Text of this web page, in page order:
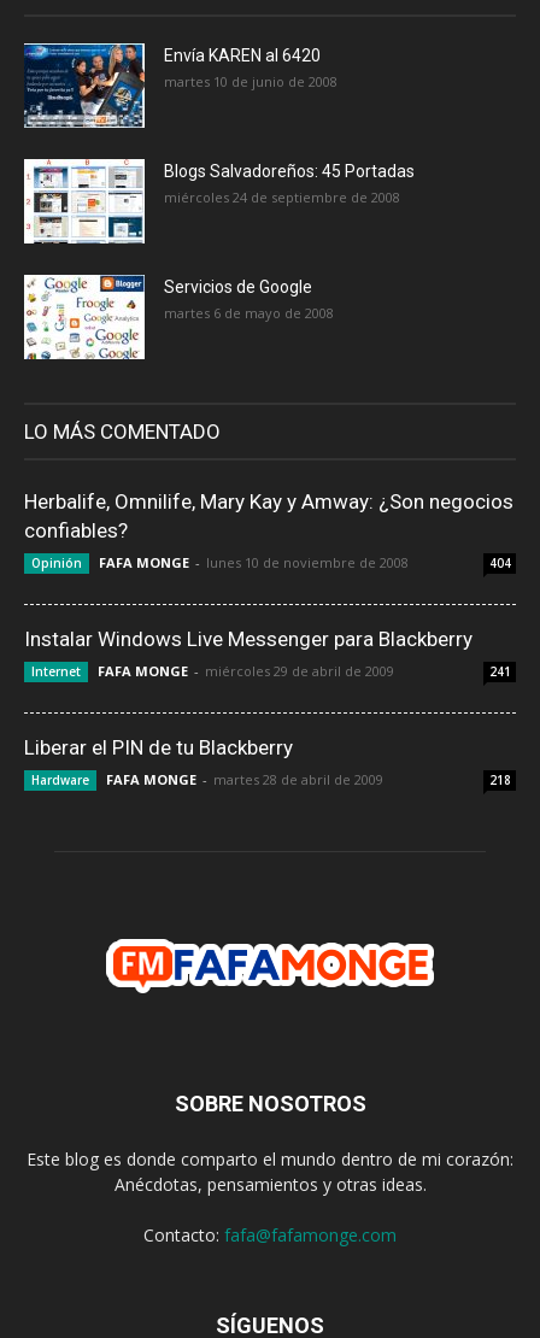
Envía KAREN al 6420
martes 10 de junio de 2008
Blogs Salvadoreños: 45 Portadas
miércoles 24 de septiembre de 2008
Servicios de Google
martes 6 de mayo de 2008
LO MÁS COMENTADO
Herbalife, Omnilife, Mary Kay y Amway: ¿Son negocios
confiables?
Opinión FAFA MONGE - lunes 10 de noviembre de 2008 404
Instalar Windows Live Messenger para Blackberry
Internet FAFA MONGE - miércoles 29 de abril de 2009 241
Liberar el PIN de tu Blackberry
Hardware FAFA MONGE - martes 28 de abril de 2009 218
SOBRE NOSOTROS
Este blog es donde comparto el mundo dentro de mi corazón:
Anécdotas, pensamientos y otras ideas.
Contacto: fafa@fafamonge.com
SÍGUENOS